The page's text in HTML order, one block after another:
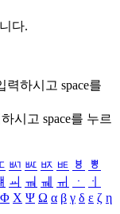
다.
력하시고 space를
시고 space를 누르
ㅴ ㅵ ㅶ ㅷ ㅸ
ㅹ
ㆉ ㆊ ㆋ ㆌ ㆍ
ㆎ
Φ Χ Ψ Ω α β γ δ ε ζ η